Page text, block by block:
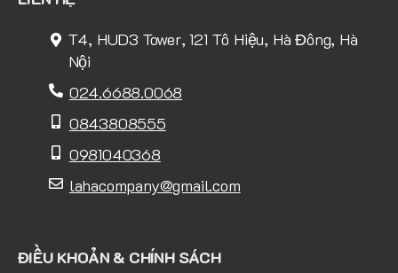
T4, HUD3 Tower, 121 Tô Hiệu, Hà Đông, Hà
Nội
024.6688.0068
0843808555
0981040368
lahacompany@gmail.com
ĐIỀU KHOẢN & CHÍNH SÁCH